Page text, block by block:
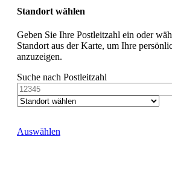
Standort wählen
Geben Sie Ihre Postleitzahl ein oder
Standort aus der Karte, um Ihre
anzuzeigen.
Suche nach Postleitzahl
Auswählen